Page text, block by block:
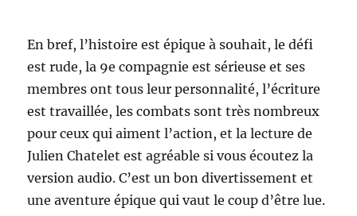
En bref, l’histoire est épique à souhait, le défi
est rude, la 9e compagnie est sérieuse et ses
membres ont tous leur personnalité, l’écriture
est travaillée, les combats sont très nombreux
pour ceux qui aiment l’action, et la lecture de
Julien Chatelet est agréable si vous écoutez la
version audio. C’est un bon divertissement et
une aventure épique qui vaut le coup d’être lue.